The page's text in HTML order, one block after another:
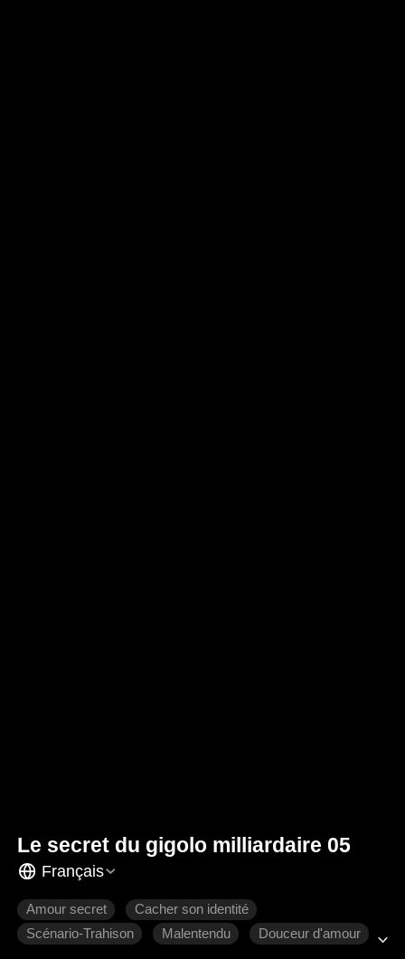
Le secret du gigolo milliardaire 05
Français
Amour secret
Cacher son identité
Scénario-Trahison
Malentendu
Douceur d'amour